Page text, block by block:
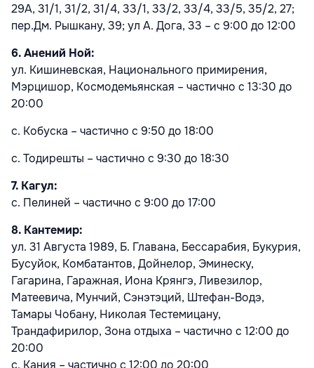
29А, 31/1, 31/2, 31/4, 33/1, 33/2, 33/4, 33/5, 35/2, 27;
пер.Дм. Рышкану, 39; ул А. Дога, 33 – с 9:00 до 12:00
6. Анений Ной:
ул. Кишиневская, Национального примирения,
Мэрцишор, Космодемьянская – частично с 13:30 до
20:00
с. Кобуска – частично с 9:50 до 18:00
с. Тодирешты – частично с 9:30 до 18:30
7. Кагул:
с. Пелиней – частично с 9:00 до 17:00
8. Кантемир:
ул. 31 Августа 1989, Б. Главана, Бессарабия, Букурия,
Бусуйок, Комбатантов, Дойнелор, Эминеску,
Гагарина, Гаражная, Иона Крянгэ, Ливезилор,
Матеевича, Мунчий, Сэнэтэций, Штефан-Водэ,
Тамары Чобану, Николая Тестемицану,
Трандафирилор, Зона отдыха – частично с 12:00 до
20:00
с. Кания – частично с 12:00 до 20:00